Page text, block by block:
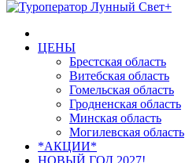
ЦЕНЫ
Брестская область
Витебская область
Гомельская область
Гродненская область
Минская область
Могилевская область
*АКЦИИ*
НОВЫЙ ГОД 2027!